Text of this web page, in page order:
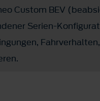
Custom BEV
Serien-